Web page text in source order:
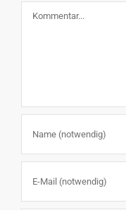
Kommentar